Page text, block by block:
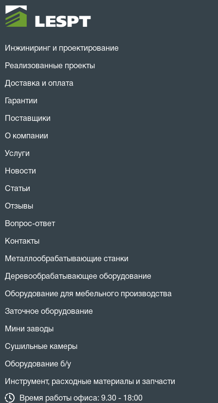
Инжиниринг и проектирование
Реализованные проекты
Доставка и оплата
Гарантии
Поставщики
О компании
Услуги
Новости
Статьи
Отзывы
Вопрос-ответ
Контакты
Металлообрабатывающие станки
Деревообрабатывающее оборудование
Оборудование для мебельного производства
Заточное оборудование
Мини заводы
Сушильные камеры
Оборудование б/у
Инструмент, расходные материалы и запчасти
Время работы офиса: 9.30 - 18:00